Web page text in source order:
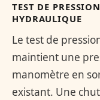
TEST DE
HYDRAULIQUE
Le test de
maintient une
manomètre en
existant. Une